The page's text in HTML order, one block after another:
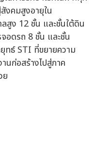
งคมสูงอายุใน
ลสูง 12 ชั้น และชั้นใต้ดิน
อดรถ 8 ชั้น และชั้น
ทธ์ STI ที่ขยายความ
นก่อสร้างไปสู่ภาค
ย